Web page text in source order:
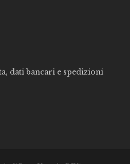
dati bancari e spedizioni